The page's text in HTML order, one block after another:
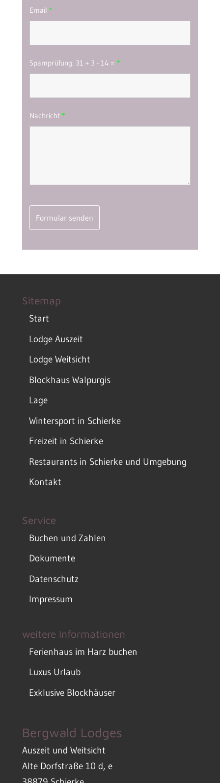
Email *
Spamprüfung: 31 + 3 - 14 = *
Nachricht *
Sitemap
Start
Lodge Auszeit
Lodge Weitsicht
Blockhaus Walpurgis
Lage
Wintersport in Schierke
Freizeit in Schierke
Restaurants in Schierke und Umgebung
Kontakt
Service
Buchen und Zahlen
Dokumente
Datenschutz
Impressum
weitere Informationen
Ferienhaus im Harz buchen
Luxus Urlaub
Exklusive Blockhäuser
Bergwald Lodges
Auszeit und Weitsicht
Alte Dorfstraße 10 d, e